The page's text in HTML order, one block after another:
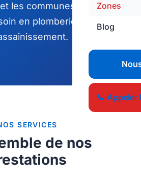
Zones
Blog
📞 Appeler
les communes limitrophes
en plomberie, chauffage
SERVICES
de nos